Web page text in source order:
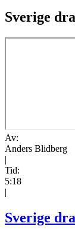
Sverige
Av:
Anders Blidberg
|
Tid:
5:18
|
Sverige